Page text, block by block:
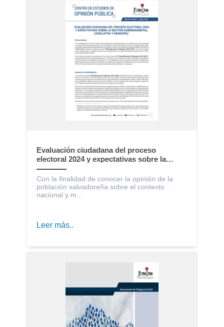
Evaluación ciudadana del proceso
electoral 2024 y expectativas sobre la
gestión gubernamental, legislativa y
municipal
Con la finalidad de conocer la opinión de la
población salvadoreña sobre el contexto
nacional y m...
Leer más..